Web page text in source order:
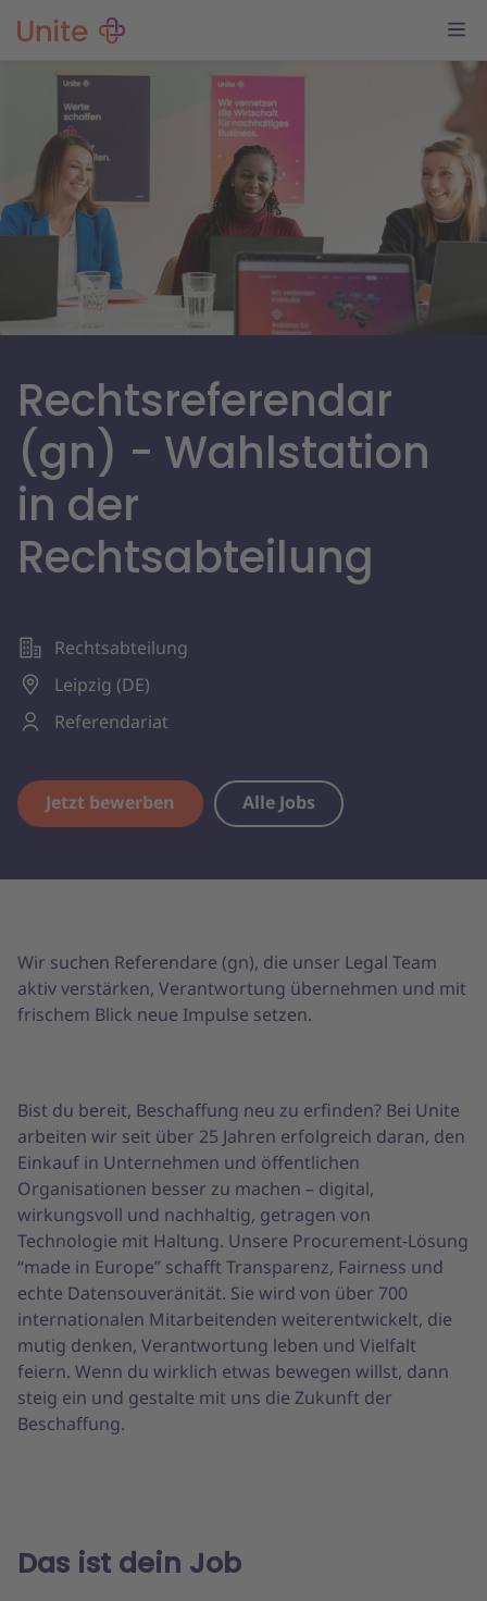
Rechtsreferendar
(gn) - Wahlstation
in der
Rechtsabteilung
Rechtsabteilung
Leipzig (DE)
Referendariat
Jetzt bewerben Alle Jobs
Wir suchen Referendare (gn), die unser Legal Team
aktiv verstärken, Verantwortung übernehmen und mit
frischem Blick neue Impulse setzen.
Bist du bereit, Beschaffung neu zu erfinden? Bei Unite
arbeiten wir seit über 25 Jahren erfolgreich daran, den
Einkauf in Unternehmen und öffentlichen
Organisationen besser zu machen – digital,
wirkungsvoll und nachhaltig, getragen von
Technologie mit Haltung. Unsere Procurement‑Lösung
“made in Europe” schafft Transparenz, Fairness und
echte Datensouveränität. Sie wird von über 700
internationalen Mitarbeitenden weiterentwickelt, die
mutig denken, Verantwortung leben und Vielfalt
feiern. Wenn du wirklich etwas bewegen willst, dann
steig ein und gestalte mit uns die Zukunft der
Beschaffung.
Das ist dein Job